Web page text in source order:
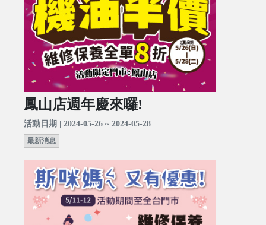
鳳山店週年慶來囉!
活動日期 | 2024-05-26 ~ 2024-05-28
最新消息